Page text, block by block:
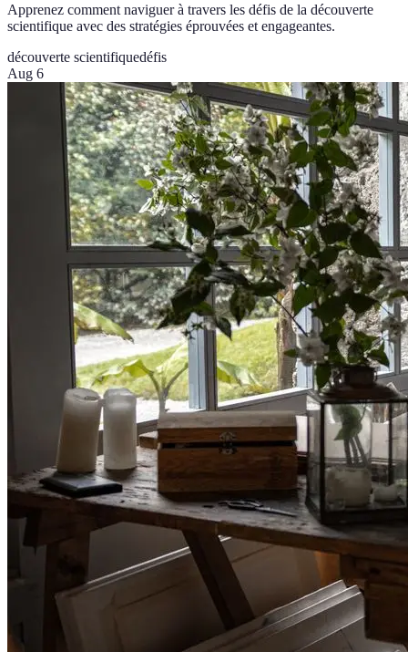
Apprenez comment naviguer à travers les défis de la découverte
scientifique avec des stratégies éprouvées et engageantes.
découverte scientifiquedéfis
Aug 6